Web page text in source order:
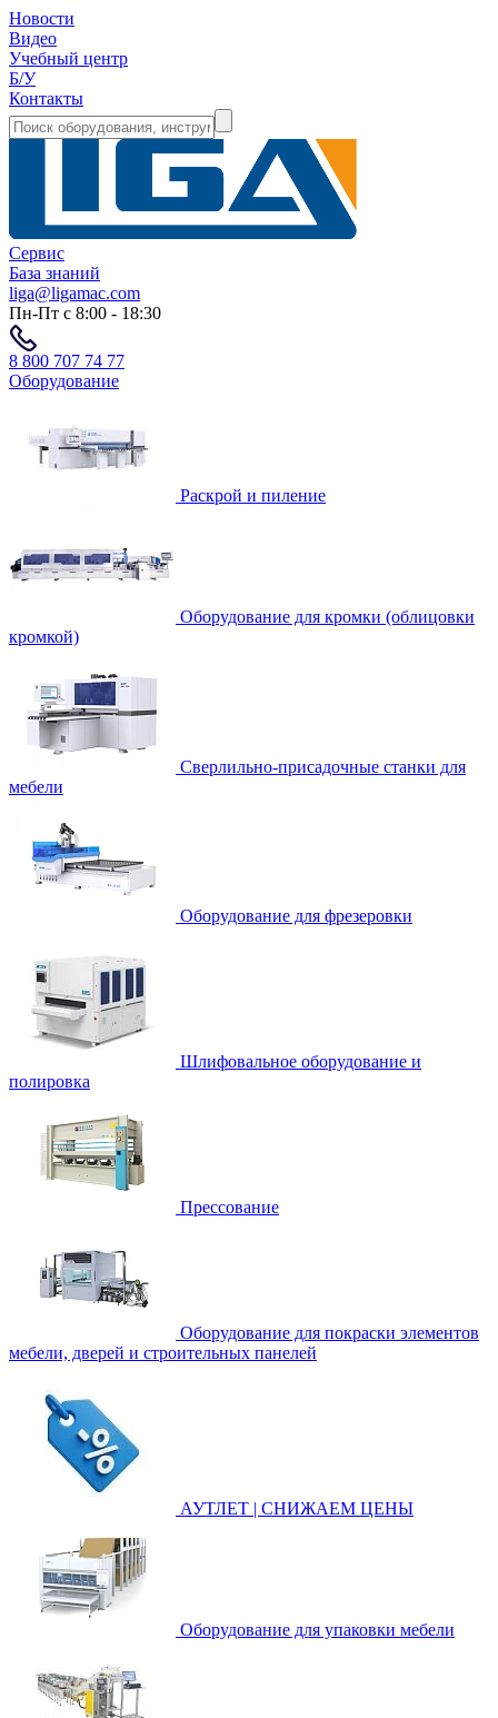
Новости
Видео
Учебный центр
Б/У
Контакты
Сервис
База знаний
liga@ligamac.com
Пн-Пт с 8:00 - 18:30
8 800 707 74 77
Оборудование
Раскрой и пиление
Оборудование для кромки (облицовки
кромкой)
Сверлильно-присадочные станки для
мебели
Оборудование для фрезеровки
Шлифовальное оборудование и
полировка
Прессование
Оборудование для покраски элементов
мебели, дверей и строительных панелей
АУТЛЕТ | СНИЖАЕМ ЦЕНЫ
Оборудование для упаковки мебели